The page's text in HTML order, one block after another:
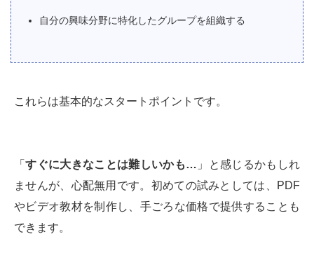
自分の興味分野に特化したグループを組織する
これらは基本的なスタートポイントです。
「すぐに大きなことは難しいかも… 」と感じるかもしれ
ませんが、心配無用です。初めての試みとしては、PDF
やビデオ教材を制作し、手ごろな価格で提供することも
できます。